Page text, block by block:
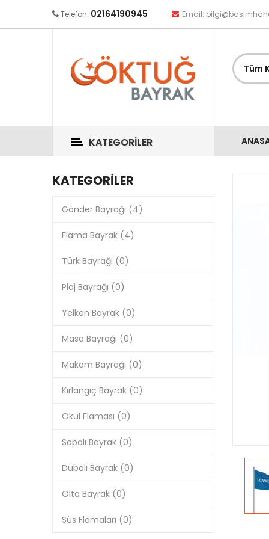
Telefon: 02164190945 Email:
KATEGORILER
KATEGORILER
Gönder Bayrağı (4)
Flama Bayrak (4)
Türk Bayrağı (0)
Plaj Bayrağı (0)
Yelken Bayrak (0)
Masa Bayrağı (0)
Makam Bayrağı (0)
Kırlangıç Bayrak (0)
Okul Flaması (0)
Sopalı Bayrak (0)
Dubalı Bayrak (0)
Olta Bayrak (0)
Süs Flamaları (0)